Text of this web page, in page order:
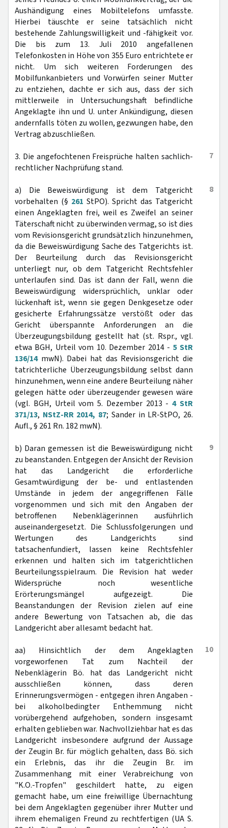
Aushändigung eines Mobiltelefons umfasste.
Hierbei täuschte er seine tatsächlich nicht
bestehende Zahlungswilligkeit und -fähigkeit vor.
Die bis zum 13. Juli 2010 angefallenen
Telefonkosten in Höhe von 355 Euro entrichtete er
nicht. Um sich weiteren Forderungen des
Mobilfunkanbieters und Vorwürfen seiner Mutter
zu entziehen, dachte er sich aus, dass der sich
mittlerweile in Untersuchungshaft befindliche
Angeklagte ihn und U. unter Ankündigung, diesen
andernfalls töten zu wollen, gezwungen habe, den
Vertrag abzuschließen.
7
3. Die angefochtenen Freisprüche halten sachlich-
rechtlicher Nachprüfung stand.
8
a) Die Beweiswürdigung ist dem Tatgericht
vorbehalten (§ 261 StPO). Spricht das Tatgericht
einen Angeklagten frei, weil es Zweifel an seiner
Täterschaft nicht zu überwinden vermag, so ist dies
vom Revisionsgericht grundsätzlich hinzunehmen,
da die Beweiswürdigung Sache des Tatgerichts ist.
Der Beurteilung durch das Revisionsgericht
unterliegt nur, ob dem Tatgericht Rechtsfehler
unterlaufen sind. Das ist dann der Fall, wenn die
Beweiswürdigung widersprüchlich, unklar oder
lückenhaft ist, wenn sie gegen Denkgesetze oder
gesicherte Erfahrungssätze verstößt oder das
Gericht überspannte Anforderungen an die
Überzeugungsbildung gestellt hat (st. Rspr., vgl.
etwa BGH, Urteil vom 10. Dezember 2014 - 5 StR
136/14mwN). Dabei hat das Revisionsgericht die
tatrichterliche Überzeugungsbildung selbst dann
hinzunehmen, wenn eine andere Beurteilung näher
gelegen hätte oder überzeugender gewesen wäre
(vgl. BGH, Urteil vom 5. Dezember 2013 -4 StR
371/13, NStZ-RR 2014, 87; Sander in LR-StPO, 26.
Aufl., § 261 Rn. 182 mwN).
9
b) Daran gemessen ist die Beweiswürdigung nicht
zu beanstanden. Entgegen der Ansicht der Revision
hat das Landgericht die erforderliche
Gesamtwürdigung der be- und entlastenden
Umstände in jedem der angegriffenen Fälle
vorgenommen und sich mit den Angaben der
betroffenen Nebenklägerinnen ausführlich
auseinandergesetzt. Die Schlussfolgerungen und
Wertungen des Landgerichts sind
tatsachenfundiert, lassen keine Rechtsfehler
erkennen und halten sich im tatgerichtlichen
Beurteilungsspielraum. Die Revision hat weder
Widersprüche noch wesentliche
Erörterungsmängel aufgezeigt. Die
Beanstandungen der Revision zielen auf eine
andere Bewertung von Tatsachen ab, die das
Landgericht aber allesamt bedacht hat.
10
aa) Hinsichtlich der dem Angeklagten
vorgeworfenen Tat zum Nachteil der
Nebenklägerin Bö. hat das Landgericht nicht
ausschließen können, dass deren
Erinnerungsvermögen - entgegen ihren Angaben -
bei alkoholbedingter Enthemmung nicht
vorübergehend aufgehoben, sondern insgesamt
erhalten geblieben war. Nachvollziehbar hat es das
Landgericht insbesondere aufgrund der Aussage
der Zeugin Br. für möglich gehalten, dass Bö. sich
ein Erlebnis, das ihr die Zeugin Br. im
Zusammenhang mit einer Verabreichung von
"K.O.-Tropfen" geschildert hatte, zu eigen
gemacht habe, um eine freiwillige Übernachtung
bei dem Angeklagten gegenüber ihrer Mutter und
ihrem ehemaligen Freund zu rechtfertigen (UA S.